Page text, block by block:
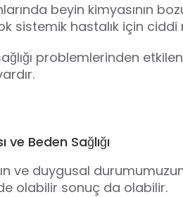
beyin kimyasının
sistemik hastalık için
problemlerinden
ve Beden Sağlığı
ve duygusal
olabilir sonuç da olabilir.